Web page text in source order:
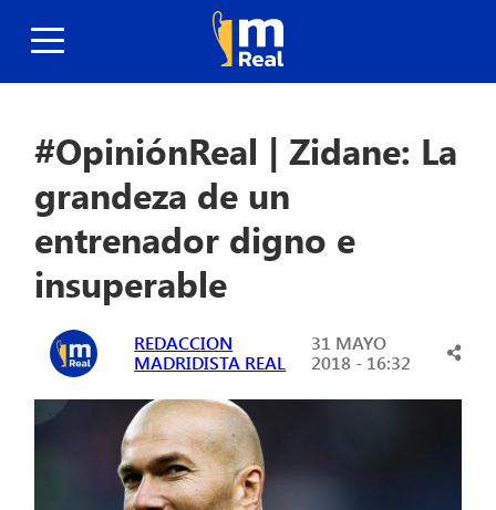
#OpiniónReal | Zidane: La
grandeza de un
entrenador digno e
insuperable
REDACCION
MADRIDISTA REAL
31 MAYO
2018 - 16:32